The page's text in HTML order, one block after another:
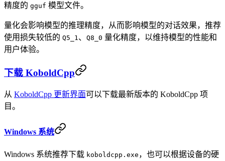
精度的 gguf 模型文件。
量化会影响模型的推理精度，从而影响模型的对话效果，推荐
使用损失较低的 Q5_1 、 Q8_0 量化精度，以维持模型的性能和
用户体验。
下载 KoboldCpp
从 KoboldCpp 更新界面可以下载最新版本的 KoboldCpp 项
目。
Windows 系统
Windows 系统推荐下载 koboldcpp.exe ，也可以根据设备的硬